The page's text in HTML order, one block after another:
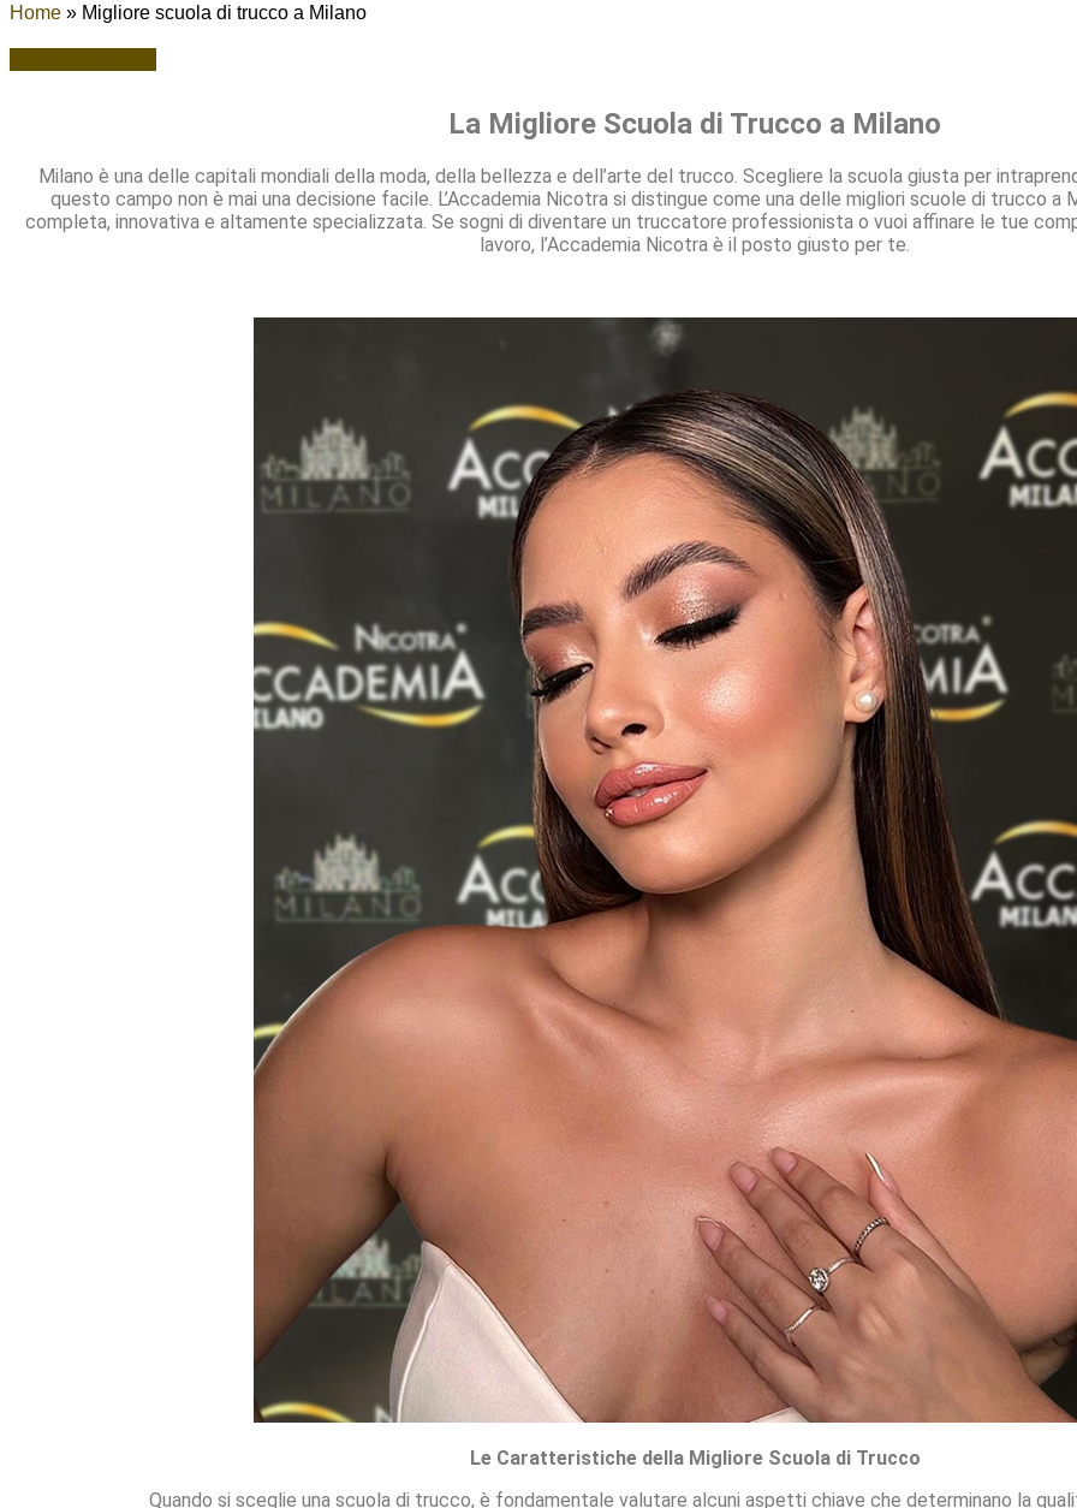
Home » Migliore scuola di trucco a Milano
La Migliore Scuola di Trucco a Milano
Milano è una delle capitali mondiali della moda, della bellezza e dell’arte del trucco. Scegliere la scuola giusta per
questo campo non è mai una decisione facile. L’Accademia Nicotra si distingue come una delle migliori scuole di trucco a
completa, innovativa e altamente specializzata. Se sogni di diventare un truccatore professionista o vuoi affinare le tue
lavoro, l’Accademia Nicotra è il posto giusto per te.
Le Caratteristiche della Migliore Scuola di Trucco
Quando si sceglie una scuola di trucco, è fondamentale valutare alcuni aspetti chiave che determinano la